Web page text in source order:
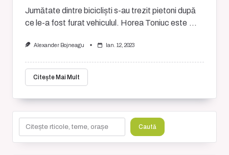
Jumătate dintre bicicliști s-au trezit pietoni după
ce le-a fost furat vehiculul. Horea Toniuc este ...
Alexander Bojneagu Ian. 12, 2023
Citește Mai Mult
Caută